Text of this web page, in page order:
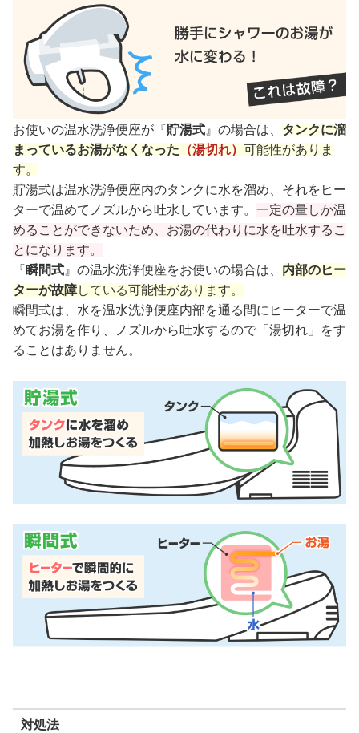
お使いの温水洗浄便座が『貯湯式 』の場合は、 タンクに溜
まっているお湯がなくなった （湯切れ） 可能性がありま
す。
貯湯式は温水洗浄便座内のタンクに水を溜め、それをヒー
ターで温めてノズルから吐水しています。 一定の量しか温
めることができないため、お湯の代わりに水を吐水するこ
とになります。
『瞬間式 』の温水洗浄便座をお使いの場合は、 内部のヒー
ターが故障している可能性があります。
瞬間式は、水を温水洗浄便座内部を通る間にヒーターで温
めてお湯を作り、ノズルから吐水するので「湯切れ」をす
ることはありません。
対処法